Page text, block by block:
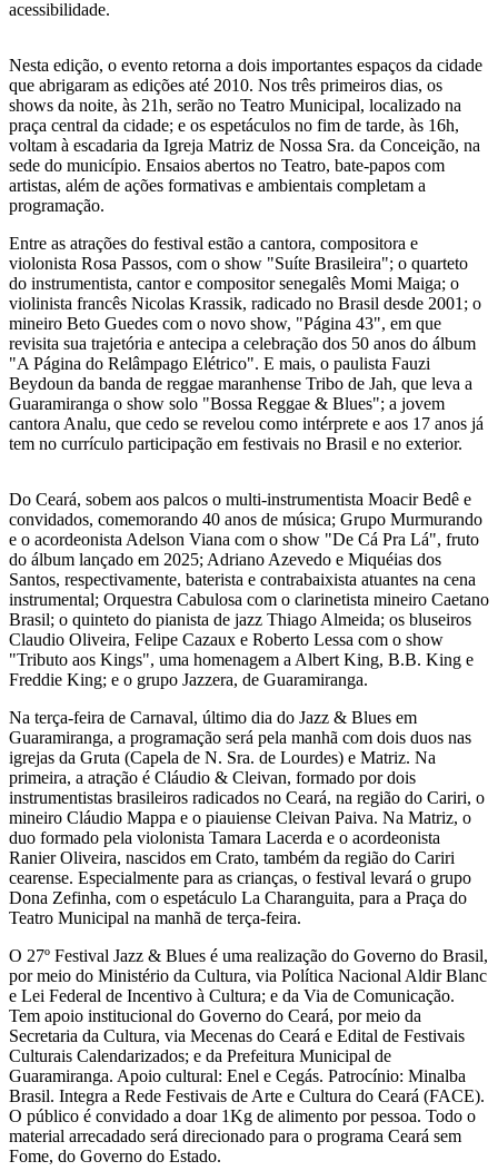
acessibilidade.
Nesta edição, o evento retorna a dois importantes espaços da cidade
que abrigaram as edições até 2010. Nos três primeiros dias, os
shows da noite, às 21h, serão no Teatro Municipal, localizado na
praça central da cidade; e os espetáculos no fim de tarde, às 16h,
voltam à escadaria da Igreja Matriz de Nossa Sra. da Conceição, na
sede do município. Ensaios abertos no Teatro, bate-papos com
artistas, além de ações formativas e ambientais completam a
programação.
Entre as atrações do festival estão a cantora, compositora e
violonista Rosa Passos, com o show "Suíte Brasileira"; o quarteto
do instrumentista, cantor e compositor senegalês Momi Maiga; o
violinista francês Nicolas Krassik, radicado no Brasil desde 2001; o
mineiro Beto Guedes com o novo show, "Página 43", em que
revisita sua trajetória e antecipa a celebração dos 50 anos do álbum
"A Página do Relâmpago Elétrico". E mais, o paulista Fauzi
Beydoun da banda de reggae maranhense Tribo de Jah, que leva a
Guaramiranga o show solo "Bossa Reggae & Blues"; a jovem
cantora Analu, que cedo se revelou como intérprete e aos 17 anos já
tem no currículo participação em festivais no Brasil e no exterior.
Do Ceará, sobem aos palcos o multi-instrumentista Moacir Bedê e
convidados, comemorando 40 anos de música; Grupo Murmurando
e o acordeonista Adelson Viana com o show "De Cá Pra Lá", fruto
do álbum lançado em 2025; Adriano Azevedo e Miquéias dos
Santos, respectivamente, baterista e contrabaixista atuantes na cena
instrumental; Orquestra Cabulosa com o clarinetista mineiro Caetano
Brasil; o quinteto do pianista de jazz Thiago Almeida; os bluseiros
Claudio Oliveira, Felipe Cazaux e Roberto Lessa com o show
"Tributo aos Kings", uma homenagem a Albert King, B.B. King e
Freddie King; e o grupo Jazzera, de Guaramiranga.
Na terça-feira de Carnaval, último dia do Jazz & Blues em
Guaramiranga, a programação será pela manhã com dois duos nas
igrejas da Gruta (Capela de N. Sra. de Lourdes) e Matriz. Na
primeira, a atração é Cláudio & Cleivan, formado por dois
instrumentistas brasileiros radicados no Ceará, na região do Cariri, o
mineiro Cláudio Mappa e o piauiense Cleivan Paiva. Na Matriz, o
duo formado pela violonista Tamara Lacerda e o acordeonista
Ranier Oliveira, nascidos em Crato, também da região do Cariri
cearense. Especialmente para as crianças, o festival levará o grupo
Dona Zefinha, com o espetáculo La Charanguita, para a Praça do
Teatro Municipal na manhã de terça-feira.
O 27º Festival Jazz & Blues é uma realização do Governo do Brasil,
por meio do Ministério da Cultura, via Política Nacional Aldir Blanc
e Lei Federal de Incentivo à Cultura; e da Via de Comunicação.
Tem apoio institucional do Governo do Ceará, por meio da
Secretaria da Cultura, via Mecenas do Ceará e Edital de Festivais
Culturais Calendarizados; e da Prefeitura Municipal de
Guaramiranga. Apoio cultural: Enel e Cegás. Patrocínio: Minalba
Brasil. Integra a Rede Festivais de Arte e Cultura do Ceará (FACE).
O público é convidado a doar 1Kg de alimento por pessoa. Todo o
material arrecadado será direcionado para o programa Ceará sem
Fome, do Governo do Estado.